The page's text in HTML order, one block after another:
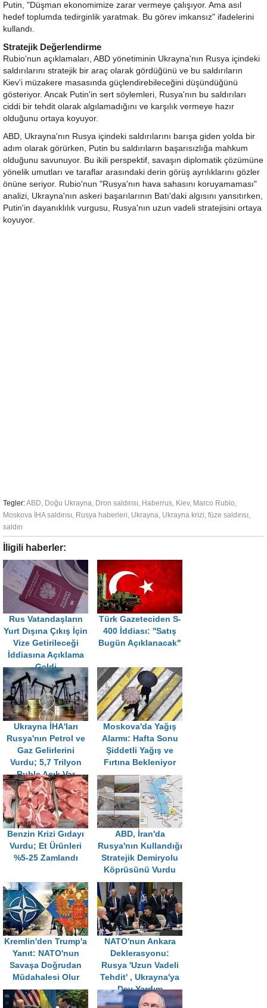
Putin, "Düşman ekonomimize zarar vermeye çalışıyor. Ama asıl
hedef toplumda tedirginlik yaratmak. Bu görev imkansız" ifadelerini
kullandı.
Stratejik Değerlendirme
Rubio'nun açıklamaları, ABD yönetiminin Ukrayna'nın Rusya içindeki
saldırılarını stratejik bir araç olarak gördüğünü ve bu saldırıların
Kiev'i müzakere masasında güçlendirebileceğini düşündüğünü
gösteriyor. Ancak Putin'in sert söylemleri, Rusya'nın bu saldırıları
ciddi bir tehdit olarak algılamadığını ve karşılık vermeye hazır
olduğunu ortaya koyuyor.
ABD, Ukrayna'nın Rusya içindeki saldırılarını barışa giden yolda bir
adım olarak görürken, Putin bu saldırıların başarısızlığa mahkum
olduğunu savunuyor. Bu ikili perspektif, savaşın diplomatik çözümüne
yönelik umutları ve taraflar arasındaki derin görüş ayrılıklarını gözler
önüne seriyor. Rubio'nun "Rusya'nın hava sahasını koruyamaması"
analizi, Ukrayna'nın askeri başarılarının Batı'daki algısını yansıtırken,
Putin'in dayanıklılık vurgusu, Rusya'nın uzun vadeli stratejisini ortaya
koyuyor.
Tegler:ABD, Doğu Ukrayna, Dron saldırısı, Haberrus, Kiev, Marco Rubio,
Moskova İHA saldırısı, Rusya haberleri, Ukrayna, Ukrayna krizi, füze saldırısı,
saldırı
İligili haberler:
Rus Vatandaşların
Yurt Dışına Çıkış İçin
Vize Getirileceği
İddiasına Açıklama
Geldi
Türk Gazeteciden S-
400 İddiası: ''Satış
Bugün Açıklanacak"
Ukrayna İHA'ları
Rusya'nın Petrol ve
Gaz Gelirlerini
Vurdu; 5,7 Trilyon
Ruble Açık Var
Moskova'da Yağış
Alarmı: Hafta Sonu
Şiddetli Yağış ve
Fırtına Bekleniyor
Benzin Krizi Gıdayı
Vurdu; Et Ürünleri
%5-25 Zamlandı
ABD, İran'da
Rusya'nın Kullandığı
Stratejik Demiryolu
Köprüsünü Vurdu
Kremlin'den Trump'a
Yanıt: NATO'nun
Savaşa Doğrudan
Müdahalesi Olur
NATO'nun Ankara
Deklerasyonu:
Rusya 'Uzun Vadeli
Tehdit' , Ukrayna'ya
Dev Yardım